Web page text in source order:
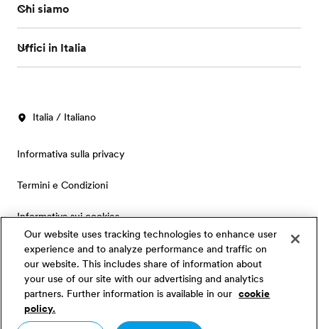
Chi siamo
Uffici in Italia
Italia / Italiano
Informativa sulla privacy
Termini e Condizioni
Informativa sui cookies
Privacy Settings
Copyright © Signum International AG 2026. Tutti i diritti
riservati.
Our website uses tracking technologies to enhance user
experience and to analyze performance and traffic on
our website. This includes share of information about
your use of our site with our advertising and analytics
partners. Further information is available in our cookie
policy.